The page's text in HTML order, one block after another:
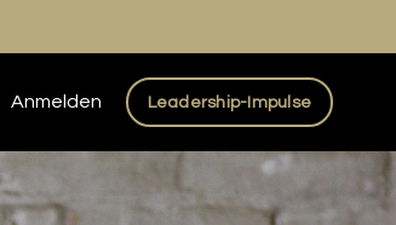
Anmelden Leadership-Impulse